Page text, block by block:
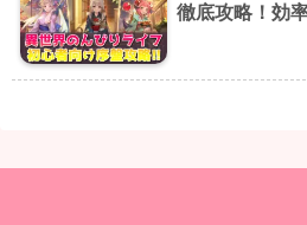
徹底攻略！効